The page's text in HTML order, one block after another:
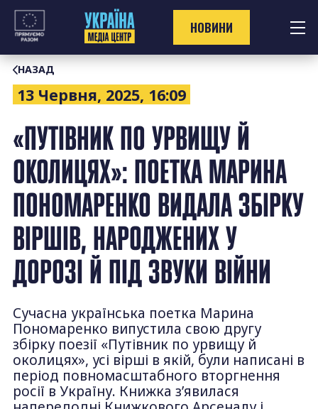
Перейти
контенту
НОВИНИ
НАЗАД
13 Червня, 2025, 16:09
«ПУТІВНИК ПО УРВИЩУ Й
ОКОЛИЦЯХ»: ПОЕТКА МАРИНА
ПОНОМАРЕНКО ВИДАЛА ЗБІРКУ
ВІРШІВ, НАРОДЖЕНИХ У
ДОРОЗІ Й ПІД ЗВУКИ ВІЙНИ
Сучасна українська поетка Марина
Пономаренко випустила свою другу
збірку поезії «Путівник по урвищу й
околицях», усі вірші в якій, були написані в
період повномасштабного вторгнення
росії в Україну. Книжка з’явилася